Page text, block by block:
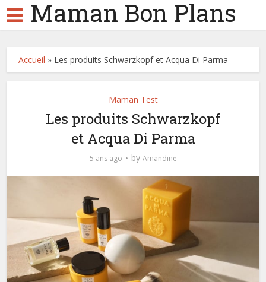
Maman Bon Plans
Accueil » Les produits Schwarzkopf et Acqua Di Parma
Maman Test
Les produits Schwarzkopf
et Acqua Di Parma
5 ans ago by Amandine